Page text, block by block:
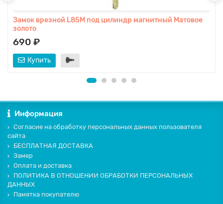
Замок врезной L85М под цилиндр магнитный Матовое
золото
690 ₽
Купить
Информация
Согласие на обработку персональных данных пользователя
сайта
БЕСПЛАТНАЯ ДОСТАВКА
Замер
Оплата и доставка
ПОЛИТИКА В ОТНОШЕНИИ ОБРАБОТКИ ПЕРСОНАЛЬНЫХ
ДАННЫХ
Памятка покупателю